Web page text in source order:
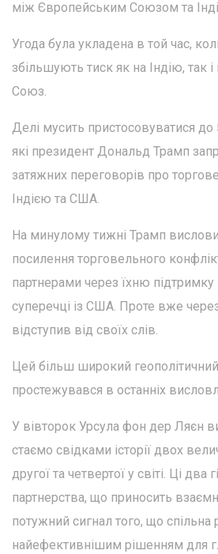
між Європейським Союзом та
Угода була укладена в той час,
збільшують тиск як на Індію, так
Союз.
Делі мусить пристосовуватися до
які президент Дональд Трамп
затяжних переговорів про
Індією та США.
На минулому тижні Трамп
посилення торговельного
партнерами через їхню підтримку
суперечці із США. Проте вже
відступив від своїх слів.
Цей більш широкий
простежувався в останніх
У вівторок Урсула фон дер Ляєн
стаємо свідками історії двох
другої та четвертої у світі. Ці два
партнерства, що приносить
потужний сигнал того, що спільна
найефективнішим рішенням для